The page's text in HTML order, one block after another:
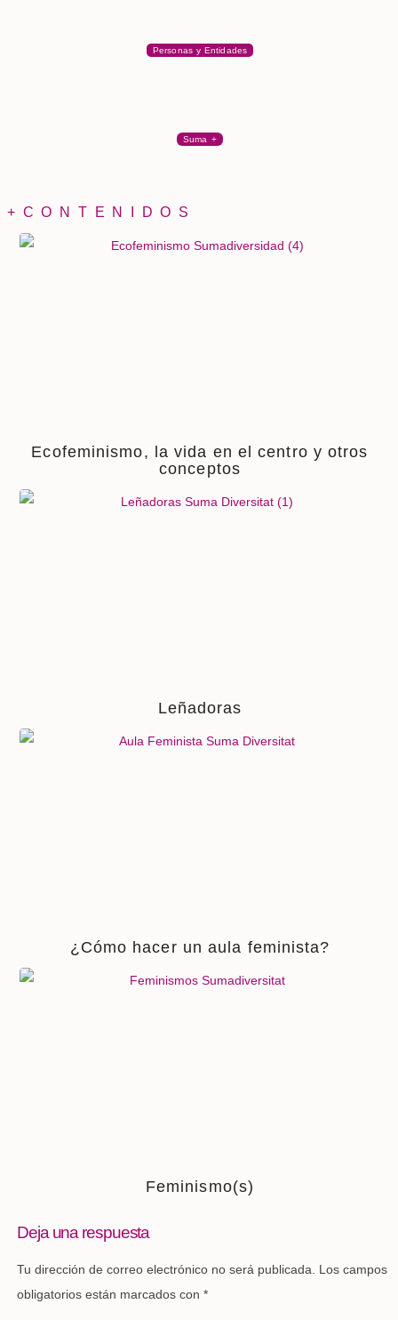
Personas y Entidades
Suma +
+CONTENIDOS
Ecofeminismo, la vida en el centro y otros
conceptos
Leñadoras
¿Cómo hacer un aula feminista?
Feminismo(s)
Deja una respuesta
Tu dirección de correo electrónico no será publicada. Los campos
obligatorios están marcados con *